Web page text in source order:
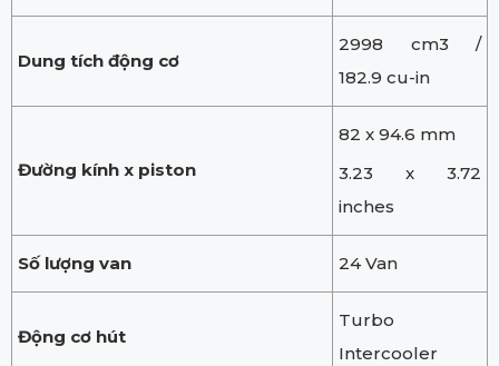
Dung tích động cơ
2998 cm3 /
182.9 cu-in
Đường kính x piston
82 x 94.6 mm
3.23 x 3.72
inches
Số lượng van 24 Van
Động cơ hút
Turbo
Intercooler